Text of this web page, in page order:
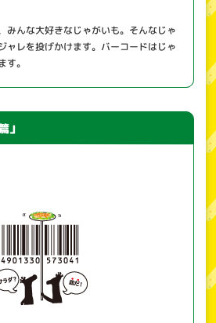
みんな大好きなじゃがいも。そんなじゃ
ャレを投げかけます。バーコードはじゃ
す。
」